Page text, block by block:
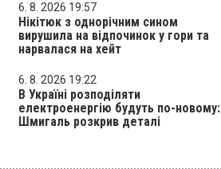
6. 8. 2026 19:57
Нікітюк з однорічним сином
вирушила на відпочинок у гори та
нарвалася на хейт
6. 8. 2026 19:22
В Україні розподіляти
електроенергію будуть по-новому:
Шмигаль розкрив деталі